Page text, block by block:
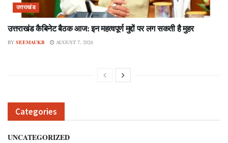
उत्तराखंड
उत्तराखंड कैबिनेट बैठक आज: इन महत्वपूर्ण मुद्दों पर लग सकती है मुहर
BY SEEMAUKB AUGUST 7, 2026
Categories
UNCATEGORIZED